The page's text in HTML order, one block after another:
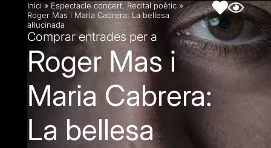
Inici »Espectacle concert,Recital poètic »
Roger Mas i Maria Cabrera: La bellesa
al·lucinada
Comprar entrades per a
Roger Mas i
Maria Cabrera:
La bellesa